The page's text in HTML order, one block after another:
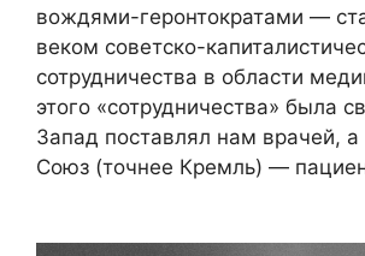
вождями-геронтократами —
веком советско-
сотрудничества в области
этого «сотрудничества» была
Запад поставлял нам врачей, а
Союз (точнее Кремль) —